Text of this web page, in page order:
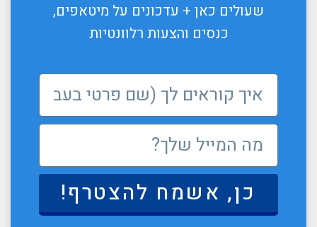
שעולים כאן + עדכונים על מיטאפים,
כנסים והצעות רלוונטיות
כן, אשמח להצטרף!